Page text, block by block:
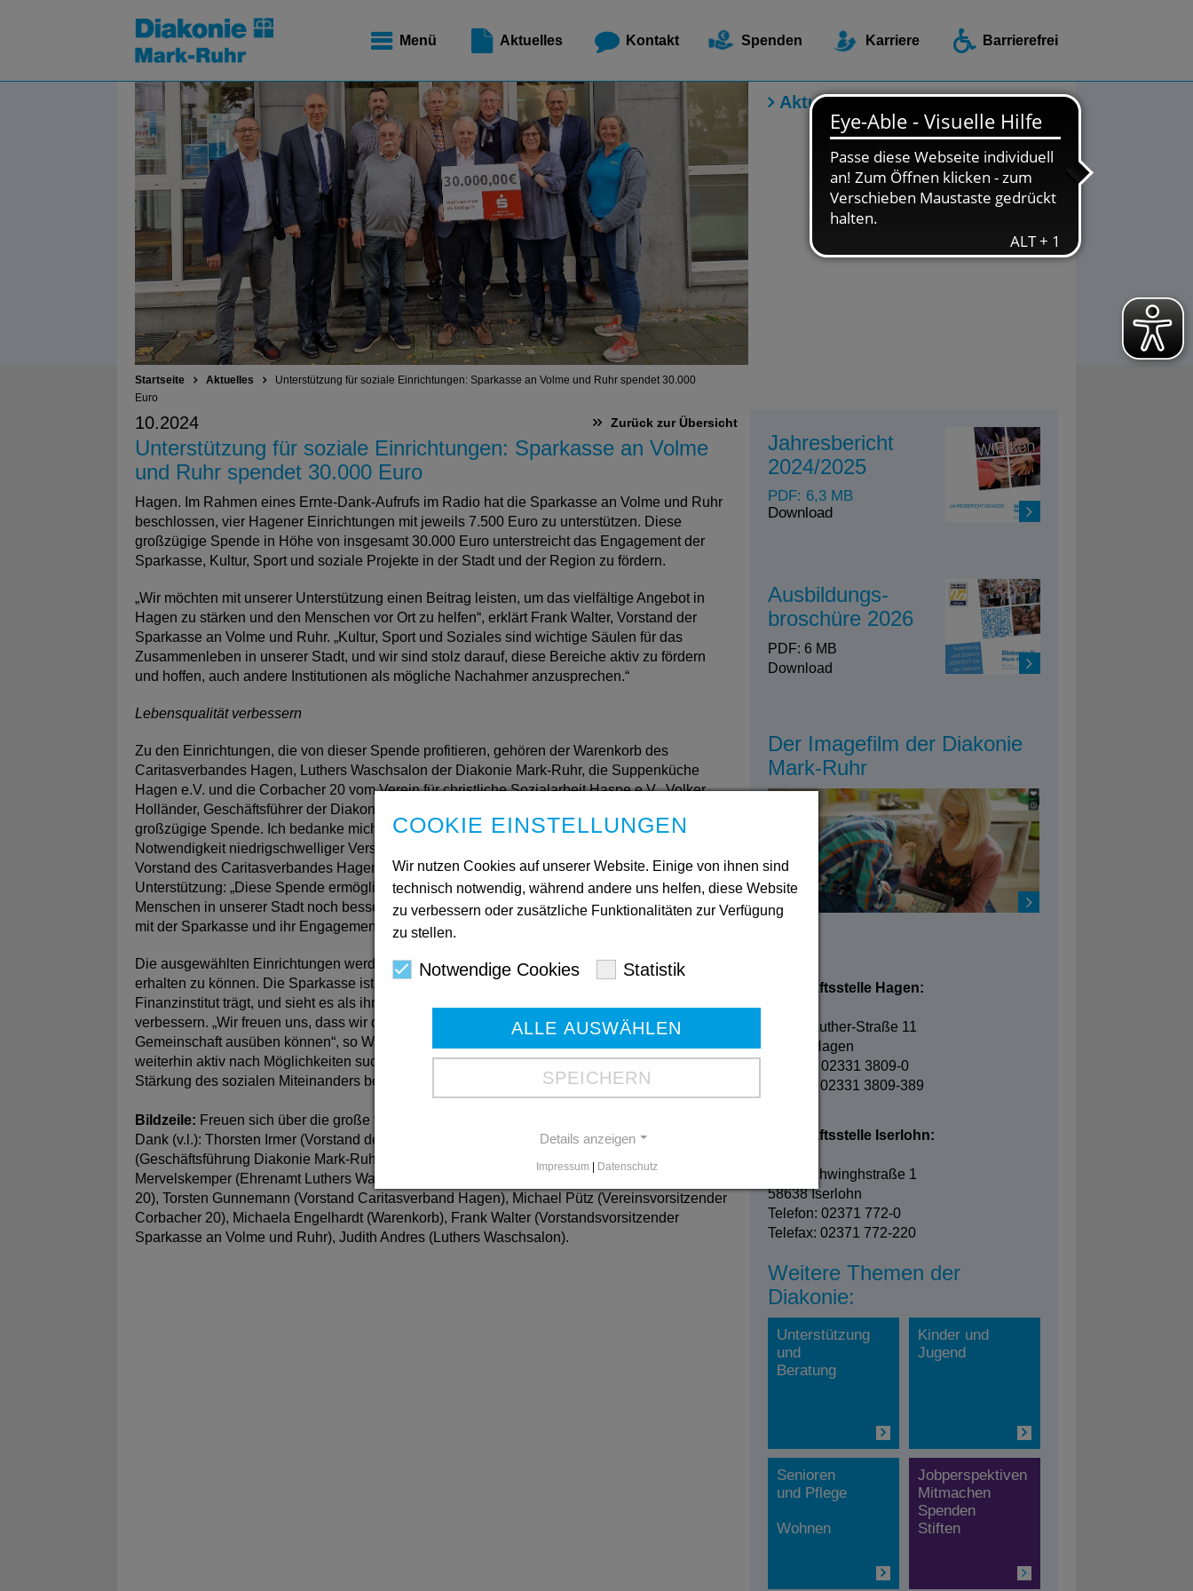
Menü Aktuelles Kontakt Spenden Karriere Barrierefrei
Meldestellen / Beratungsstellen
Aktuelles
Startseite Aktuelles
Unterstützung für soziale Einrichtungen: Sparkasse an Volme und Ruhr spendet 30.000
Euro
Zurück zur Übersicht
10.2024
Unterstützung für soziale Einrichtungen: Sparkasse an Volme
und Ruhr spendet 30.000 Euro
Hagen. Im Rahmen eines Ernte-Dank-Aufrufs im Radio hat die Sparkasse an Volme und Ruhr
beschlossen, vier Hagener Einrichtungen mit jeweils 7.500 Euro zu unterstützen. Diese
großzügige Spende in Höhe von insgesamt 30.000 Euro unterstreicht das Engagement der
Sparkasse, Kultur, Sport und soziale Projekte in der Stadt und der Region zu fördern.
„Wir möchten mit unserer Unterstützung einen Beitrag leisten, um das vielfältige Angebot in
Hagen zu stärken und den Menschen vor Ort zu helfen“, erklärt Frank Walter, Vorstand der
Sparkasse an Volme und Ruhr. „Kultur, Sport und Soziales sind wichtige Säulen für das
Zusammenleben in unserer Stadt, und wir sind stolz darauf, diese Bereiche aktiv zu fördern
und hoffen, auch andere Institutionen als mögliche Nachahmer anzusprechen.“
Lebensqualität verbessern
Zu den Einrichtungen, die von dieser Spende profitieren, gehören der Warenkorb des
Caritasverbandes Hagen, Luthers Waschsalon der Diakonie Mark-Ruhr, die Suppenküche
Hagen e.V. und die Corbacher 20 vom Verein für christliche Sozialarbeit Haspe e.V.. Volker
Holländer, Geschäftsführer der Diakonie Mark-Ruhr betont: „Wir freuen uns sehr über die
großzügige Spende. Ich bedanke mich aber auch für den offenen Austausch über die
Notwendigkeit niedrigschwelliger Versorgungsangebote in Hagen.“ Torsten Gunnemann,
Vorstand des Caritasverbandes Hagen, zeigt sich sehr dankbar für die großzügige
Unterstützung: „Diese Spende ermöglicht es uns, unsere Angebote zu erhalten und bedürftigen
Menschen in unserer Stadt noch besser zur Seite zu stehen. Wir wissen die Zusammenarbeit
mit der Sparkasse und ihr Engagement für soziale Projekte sehr zu schätzen.“
Die ausgewählten Einrichtungen werden die Spenden nutzen, um ihre Angebote aufrecht
erhalten zu können. Die Sparkasse ist sich der Verantwortung bewusst, die die als regionales
Finanzinstitut trägt, und sieht es als ihre Aufgabe an, die Lebensqualität in Hagen nachhaltig zu
verbessern. „Wir freuen uns, dass wir durch diese Initiative einen positiven Einfluss auf unsere
Gemeinschaft ausüben können“, so Walter weiter. Die Sparkasse an Volme und Ruhr wird auch
weiterhin aktiv nach Möglichkeiten suchen, um lokale Initiativen zu unterstützen und somit zur
Stärkung des sozialen Miteinanders beizutragen.
Bildzeile: Freuen sich über die große finanzielle Unterstützung im Rahmen der Aktion Ernte-
Dank (v.l.): Thorsten Irmer (Vorstand der Sparkassenstiftung für Hagen), Volker Holländer
(Geschäftsführung Diakonie Mark-Ruhr), Torben Reddig (Sozialarbeiter Corbacher 20), Peter
Mervelskemper (Ehrenamt Luthers Waschsalon), Hans-Peter Schlien (Schriftführer Corbacher
20), Torsten Gunnemann (Vorstand Caritasverband Hagen), Michael Pütz (Vereinsvorsitzender
Corbacher 20), Michaela Engelhardt (Warenkorb), Frank Walter (Vorstandsvorsitzender
Sparkasse an Volme und Ruhr), Judith Andres (Luthers Waschsalon).
Jahresbericht
2024/2025
PDF: 6,3 MB
Download
Ausbildungs-
broschüre 2026
PDF: 6 MB
Download
Der Imagefilm der Diakonie
Mark-Ruhr
Geschäftsstelle Hagen:
Martin-Luther-Straße 11
58095 Hagen
Telefon: 02331 3809-0
Telefax: 02331 3809-389
Geschäftsstelle Iserlohn:
Bodelschwinghstraße 1
58638 Iserlohn
Telefon: 02371 772-0
Telefax: 02371 772-220
Weitere Themen der
Diakonie:
Unterstützung
und
Beratung
Kinder und
Jugend
Senioren
und Pflege
Wohnen
Jobperspektiven
Mitmachen
Spenden
Stiften
COOKIE EINSTELLUNGEN
Wir nutzen Cookies auf unserer Website. Einige von ihnen sind
technisch notwendig, während andere uns helfen, diese Website
zu verbessern oder zusätzliche Funktionalitäten zur Verfügung
zu stellen.
Notwendige Cookies Statistik
ALLE AUSWÄHLEN
SPEICHERN
Details anzeigen
Impressum Datenschutz